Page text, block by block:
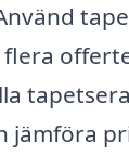
jämföra